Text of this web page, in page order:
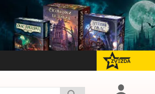
перейти на Zvezda